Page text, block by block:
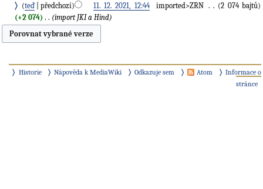
teď
předchozí 11. 12. 2021, 12:44‎ imported>ZRN
2 074 bajtů
+2 074 ‎ import JKI a Hind
Historie Nápověda k MediaWiki Odkazuje sem Atom
Informace o
stránce